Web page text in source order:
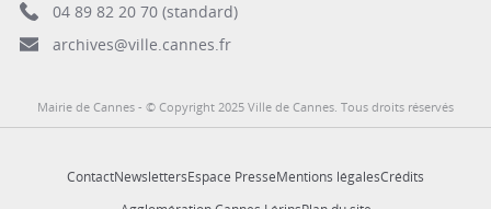
04 89 82 20 70 (standard)
archives@ville.cannes.fr
Mairie de Cannes - © Copyright 2025 Ville de Cannes. Tous droits réservés
ContactNewslettersEspace PresseMentions légalesCrédits